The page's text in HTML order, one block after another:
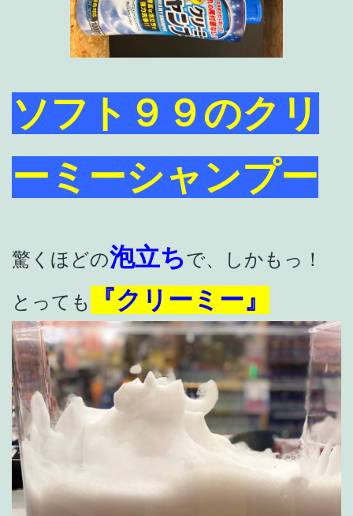
ソフト９９のクリ
ーミーシャンプー
驚くほどの泡立ちで、しかもっ！
とっても
『クリーミー』